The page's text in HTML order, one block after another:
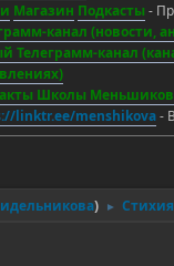
Магазин Подкасты -
канал (новости,
Телеграмм-канал
Школы
linktr.ee/menshikova-
) ►